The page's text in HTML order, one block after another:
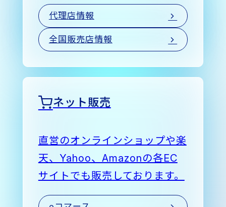
代理店情報
全国販売店情報
ネット販売
直営のオンラインショップや楽
天、Yahoo、Amazonの各EC
サイトでも販売しております。